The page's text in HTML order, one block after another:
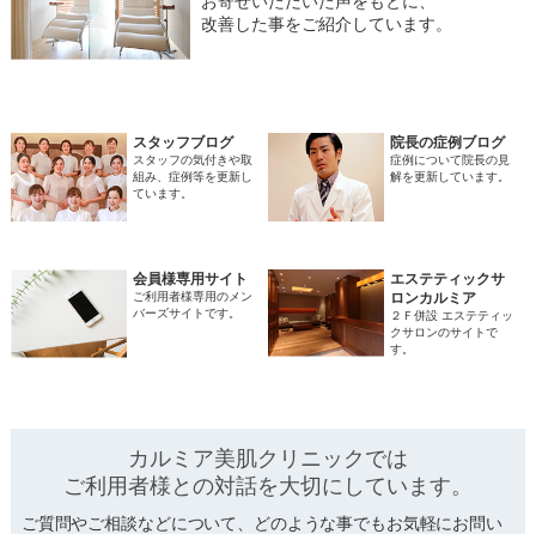
改善した事をご紹介しています。
スタッフブログ
スタッフの気付きや取
組み、症例等を更新し
ています。
院長の症例ブログ
症例について院長の見
解を更新しています。
会員様専用サイト
ご利用者様専用のメン
バーズサイトです。
エステティックサ
ロンカルミア
２Ｆ併設 エステティッ
クサロンのサイトで
す。
カルミア美肌クリニックでは
ご利用者様との対話を大切にしています。
ご質問やご相談などについて、どのような事でもお気軽にお問い